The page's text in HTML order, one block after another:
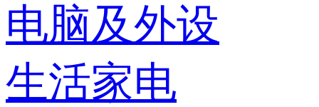
电脑及外设
生活家电